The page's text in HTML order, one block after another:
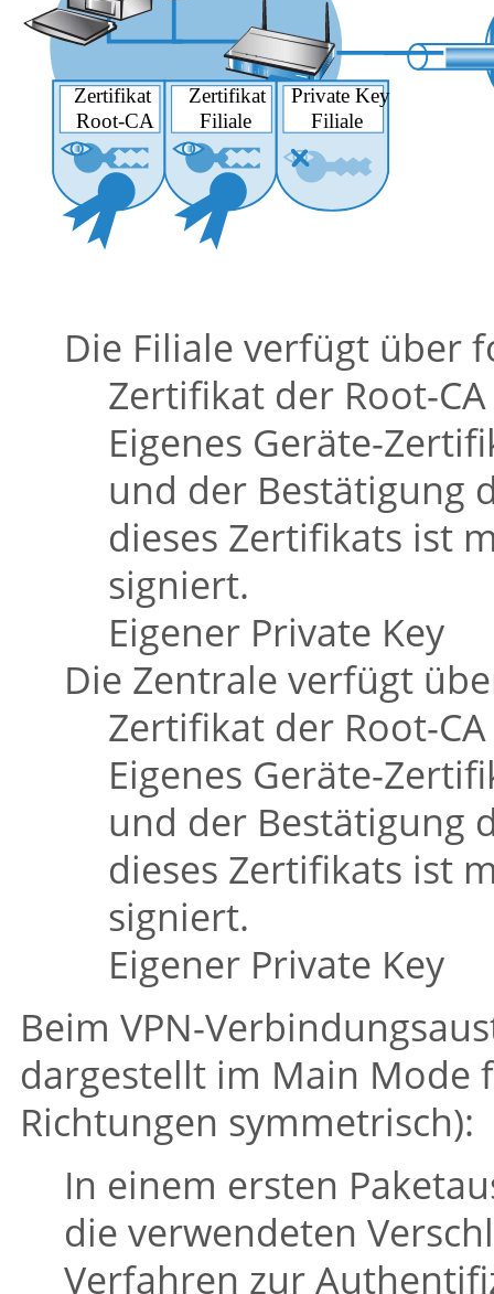
Die Filiale verfügt über
Zertifikat der Root-
Eigenes Geräte-
und der Bestätigung
dieses Zertifikats ist
signiert.
Eigener Private Key
Die Zentrale verfügt
Zertifikat der Root-
Eigenes Geräte-
und der Bestätigung
dieses Zertifikats ist
signiert.
Eigener Private Key
Beim VPN-
dargestellt im Main Mode
Richtungen symmetrisch):
In einem ersten
die verwendeten
Verfahren zur